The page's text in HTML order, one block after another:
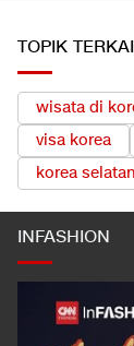
TOPIK
wisata di
visa korea
korea selatan
INFASHION